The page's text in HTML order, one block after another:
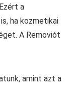
a
ha kozmetikai
A Removiót
amint azt a